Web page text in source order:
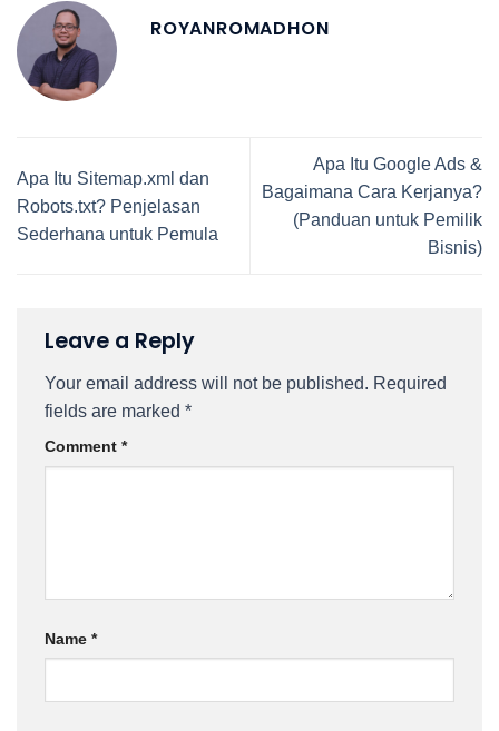
ROYANROMADHON
Apa Itu Sitemap.xml dan
Robots.txt? Penjelasan
Sederhana untuk Pemula
Apa Itu Google Ads &
Bagaimana Cara Kerjanya?
(Panduan untuk Pemilik
Bisnis)
Leave a Reply
Your email address will not be published. Required
fields are marked *
Comment *
Name *